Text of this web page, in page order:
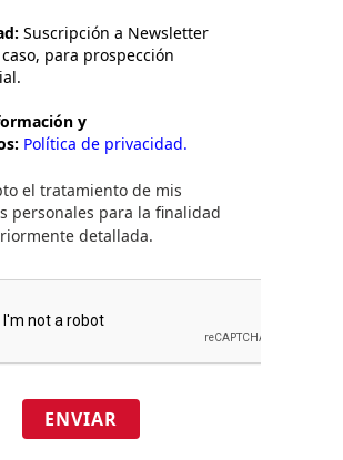
Suscripción a Newsletter
para prospección
y
Política de privacidad.
el tratamiento de mis
personales para la finalidad
detallada.
ENVIAR